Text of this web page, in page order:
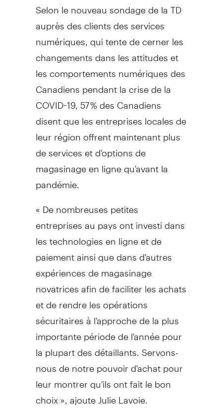
Selon le nouveau sondage de la TD
auprès des clients des services
numériques, qui tente de cerner les
changements dans les attitudes et
les comportements numériques des
Canadiens pendant la crise de la
COVID-19, 57 % des Canadiens
disent que les entreprises locales de
leur région offrent maintenant plus
de services et d'options de
magasinage en ligne qu'avant la
pandémie.
« De nombreuses petites
entreprises au pays ont investi dans
les technologies en ligne et de
paiement ainsi que dans d'autres
expériences de magasinage
novatrices afin de faciliter les achats
et de rendre les opérations
sécuritaires à l'approche de la plus
importante période de l'année pour
la plupart des détaillants. Servons-
nous de notre pouvoir d'achat pour
leur montrer qu'ils ont fait le bon
choix », ajoute Julie Lavoie.